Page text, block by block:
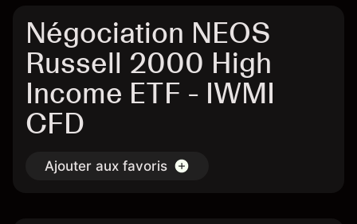
Négociation NEOS
Russell 2000 High
Income ETF - IWMI
CFD
Ajouter aux favoris